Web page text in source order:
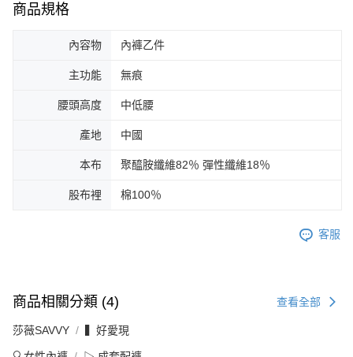
商品規格
內容物 內褲乙件
主功能 無痕
腰頭高度 中低腰
產地 中國
本布 聚醯胺纖維82％ 彈性纖維18％
股布裡 棉100％
客服
商品相關分類 (4) 查看全部
莎薇SAVVY ▍好愛現